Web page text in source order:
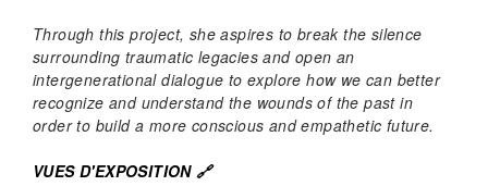
Through this project, she aspires to break the silence
surrounding traumatic legacies and open an
intergenerational dialogue to explore how we can better
recognize and understand the wounds of the past in
order to build a more conscious and empathetic future.
VUES D'EXPOSITION 🔗